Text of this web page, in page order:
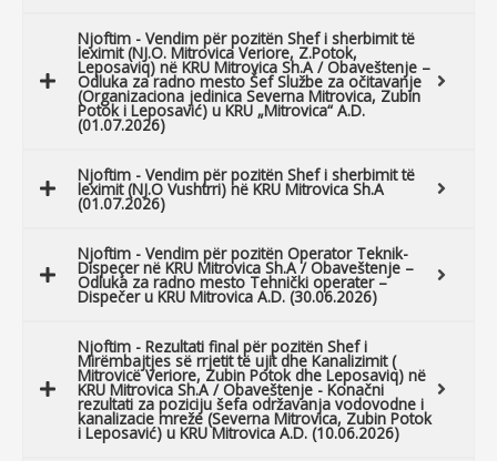
Njoftim - Vendim për pozitën Shef i sherbimit të
leximit (NJ.O. Mitrovica Veriore, Z.Potok,
Leposaviq) në KRU Mitrovica Sh.A / Obaveštenje –
Odluka za radno mesto Šef Službe za očitavanje
(Organizaciona jedinica Severna Mitrovica, Zubin
Potok i Leposavić) u KRU „Mitrovica“ A.D.
(01.07.2026)
Njoftim - Vendim për pozitën Shef i sherbimit të
leximit (NJ.O Vushtrri) në KRU Mitrovica Sh.A
(01.07.2026)
Njoftim - Vendim për pozitën Operator Teknik-
Dispeçer në KRU Mitrovica Sh.A / Obaveštenje –
Odluka za radno mesto Tehnički operater –
Dispečer u KRU Mitrovica A.D. (30.06.2026)
Njoftim - Rezultati final për pozitën Shef i
Mirëmbajtjes së rrjetit të ujit dhe Kanalizimit (
Mitrovicë Veriore, Zubin Potok dhe Leposaviq) në
KRU Mitrovica Sh.A / Obaveštenje - Konačni
rezultati za poziciju šefa održavanja vodovodne i
kanalizacie mreže (Severna Mitrovica, Zubin Potok
i Leposavić) u KRU Mitrovica A.D. (10.06.2026)